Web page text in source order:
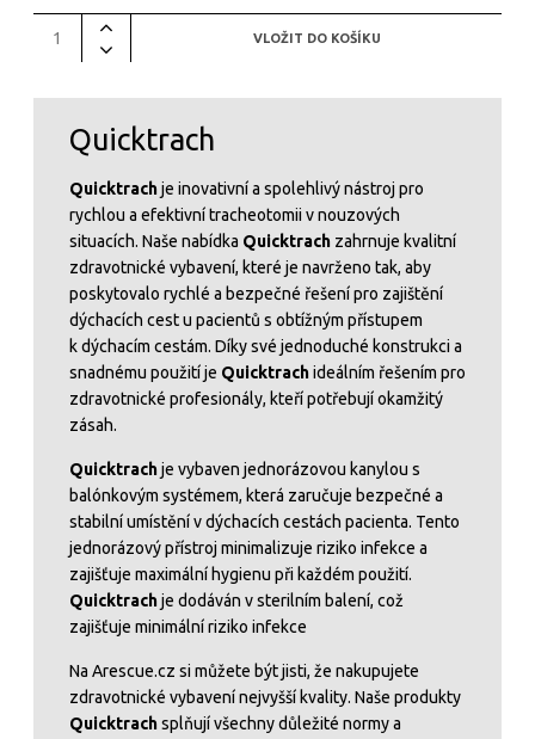
Quicktrach
Quicktrachje inovativní a spolehlivý nástroj pro
rychlou a efektivní tracheotomii v nouzových
situacích. Naše nabídka Quicktrach zahrnuje kvalitní
zdravotnické vybavení, které je navrženo tak, aby
poskytovalo rychlé a bezpečné řešení pro zajištění
dýchacích cest u pacientů s obtížným přístupem
k dýchacím cestám. Díky své jednoduché konstrukci a
snadnému použití je Quicktrachideálním řešením pro
zdravotnické profesionály, kteří potřebují okamžitý
zásah.
Quicktrachje vybaven jednorázovou kanylou s
balónkovým systémem, která zaručuje bezpečné a
stabilní umístění v dýchacích cestách pacienta. Tento
jednorázový přístroj minimalizuje riziko infekce a
zajišťuje maximální hygienu při každém použití.
Quicktrachje dodáván v sterilním balení, což
zajišťuje minimální riziko infekce
Na Arescue.cz si můžete být jisti, že nakupujete
zdravotnické vybavení nejvyšší kvality. Naše produkty
Quicktrachsplňují všechny důležité normy a